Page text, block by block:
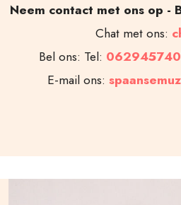
Neem contact met ons op -
Chat met ons:
Bel ons: Tel:
E-mail ons: